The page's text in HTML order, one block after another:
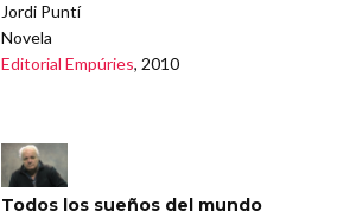
Jordi Puntí
Novela
Editorial Empúries, 2010
Todos los sueños del mundo